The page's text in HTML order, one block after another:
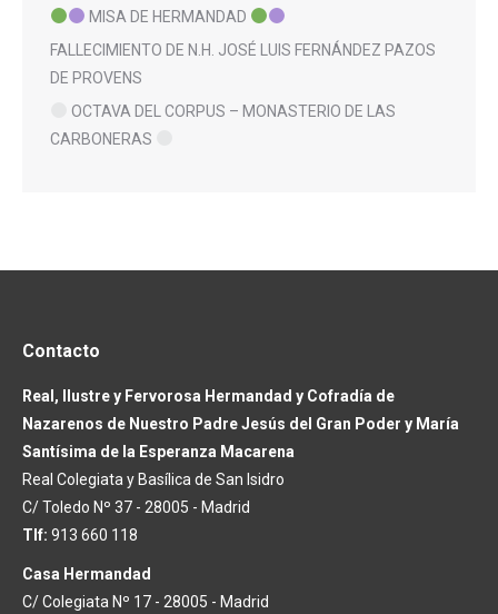
MISA DE HERMANDAD
FALLECIMIENTO DE N.H. JOSÉ LUIS FERNÁNDEZ PAZOS
DE PROVENS
OCTAVA DEL CORPUS – MONASTERIO DE LAS
CARBONERAS
Contacto
Real, Ilustre y Fervorosa Hermandad y Cofradía de
Nazarenos de Nuestro Padre Jesús del Gran Poder y María
Santísima de la Esperanza Macarena
Real Colegiata y Basílica de San Isidro
C/ Toledo Nº 37 - 28005 - Madrid
Tlf: 913 660 118
Casa Hermandad
C/ Colegiata Nº 17 - 28005 - Madrid